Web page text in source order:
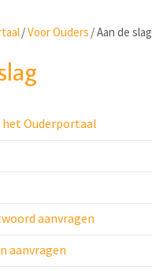
/Voor Ouders /Aan de slag
Ouderportaal
aanvragen
aanvragen